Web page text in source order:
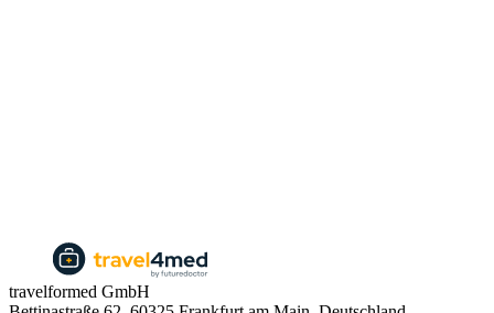
travelformed GmbH